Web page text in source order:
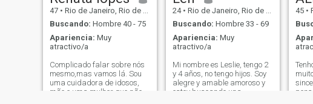
47 • Rio de Janeiro, Rio de Janeiro, Brasil
Buscando: Hombre 40 - 75
Apariencia: Muy
atractivo/a
Complicado falar sobre nós
mesmo,mas vamos lá. Sou
uma cuidadora de idosos,
mãe e uma mulher que não
24 • Rio de Janeiro, Rio de Janeiro, Brasil
Buscando: Hombre 33 - 69
Apariencia: Muy
atractivo/a
Mi nombre es Leslie, tengo 2
y 4 años, no tengo hijos. Soy
alegre y amable amoroso y
estoy buscando una
45 •